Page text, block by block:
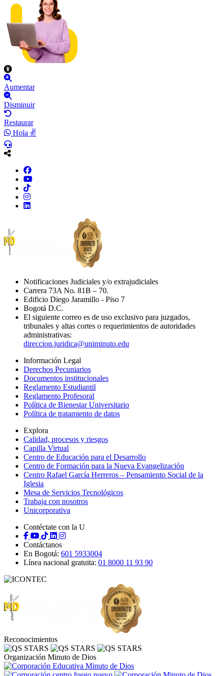
Aumentar
Disminuir
Restaurar
Hola ✌
Notificaciones Judiciales y/o extrajudiciales
Carrera 73A No. 81B – 70.
Edificio Diego Jaramillo - Piso 7
Bogotá D.C.
El siguiente correo es de uso exclusivo para juzgados,
tribunales y altas cortes o requerimientos de autoridades
administrativas:
direccion.juridica@uniminuto.edu
Información Legal
Derechos Pecuniarios
Documentos institucionales
Reglamento Estudiantil
Reglamento Profesoral
Política de Bienestar Universitario
Política de tratamiento de datos
Explora
Calidad, procesos y riesgos
Capilla Virtual
Centro de Educación para el Desarrollo
Centro de Formación para la Nueva Evangelización
Centro Rafael García Herreros – Pensamiento Social de la
Iglesia
Mesa de Servicios Tecnológicos
Trabaja con nosotros
Unicorporativa
Contéctate con la U
Contáctanos
En Bogotá: 601 5933004
Línea nacional gratuita: 01 8000 11 93 90
Reconocimientos
Organización Minuto de Dios